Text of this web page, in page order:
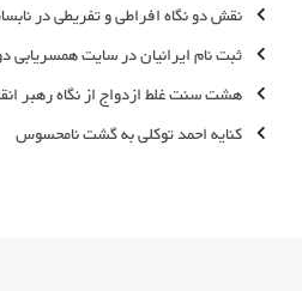
نقش دو نگاه افراطی و تفریطی در
ثبت نام ایرانیان در سایت همسریابی
هشت سنت غلط ازدواج از نگاه رهبر
کنایه احمد توکلی به گشت نامحسوس